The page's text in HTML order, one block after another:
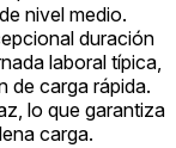
nivel medio.
duración
laboral típica,
de carga rápida.
lo que garantiza
carga.